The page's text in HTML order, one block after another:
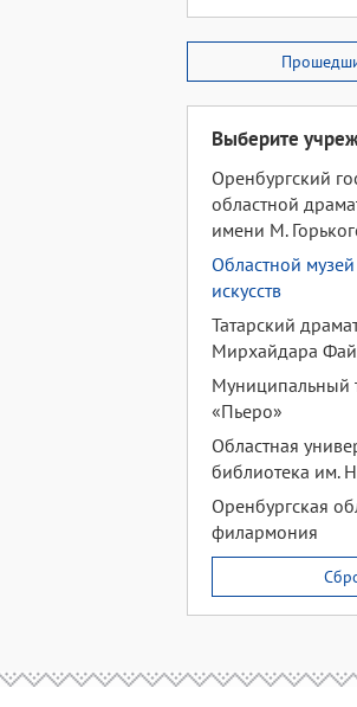
Выберите
Оренбургский
областной
имени М.
Областной
искусств
Татарский
Мирхайдара
Муниципальный
«Пьеро»
Областная
библиотека им.
Оренбургская
филармония